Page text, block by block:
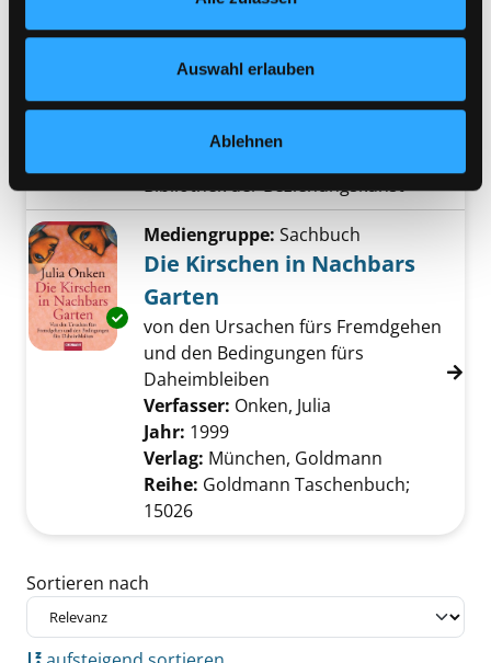
Nähere Informationen finden Sie in unserer
Auswahl erlauben
Ablehnen
Exemplar-Details von Wie Partnerschaft
Beziehungskrisen sind
Verfasser:Jellouschek, Hans
Jahr:2009
Freiburg / Br., Herder
Bibliothek der Beziehungskunst
Exemplar-Details von Die Kirschen in
Mediengruppe: Sachbuch
Die Kirschen in Nachbars
Garten
von den Ursachen fürs Fremdgehen
und den Bedingungen fürs
Daheimbleiben
Verfasser: Onken, Julia
Jahr: 1999
Verlag: München, Goldmann
Reihe: Goldmann Taschenbuch;
15026
Zu den Suchfiltern springen
Sortieren nach